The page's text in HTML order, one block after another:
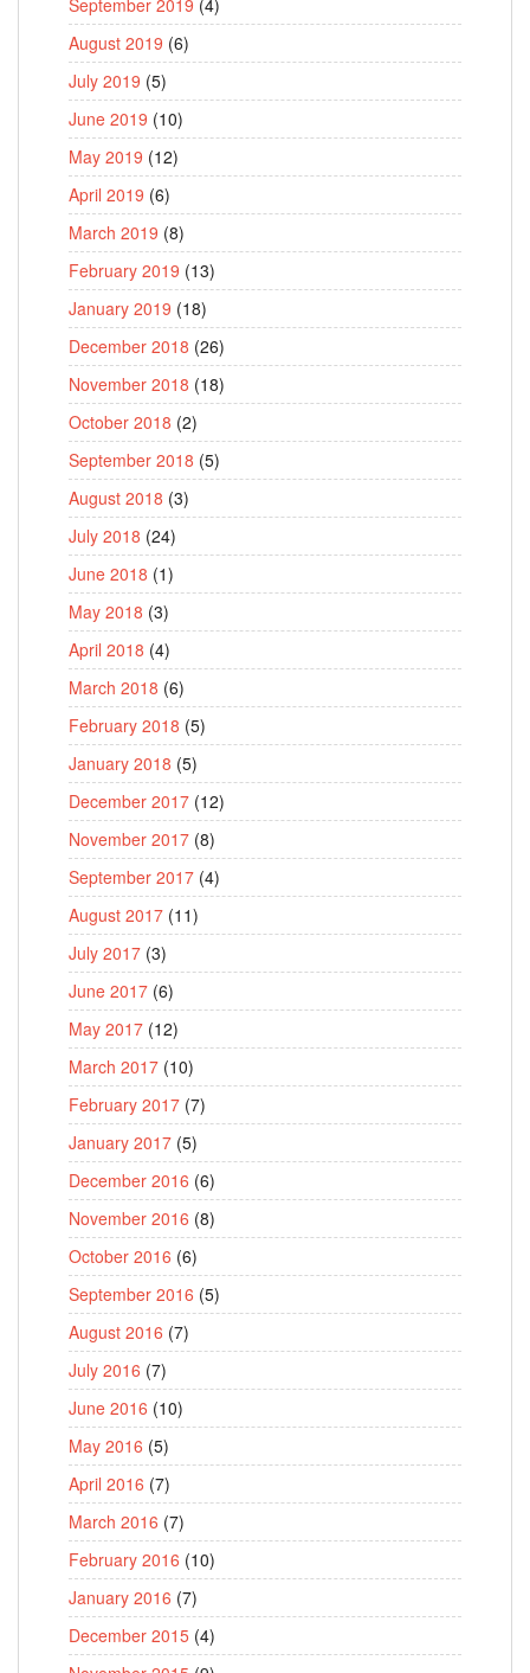
September 2019 (4)
August 2019 (6)
July 2019 (5)
June 2019 (10)
May 2019 (12)
April 2019 (6)
March 2019 (8)
February 2019 (13)
January 2019 (18)
December 2018 (26)
November 2018 (18)
October 2018 (2)
September 2018 (5)
August 2018 (3)
July 2018 (24)
June 2018 (1)
May 2018 (3)
April 2018 (4)
March 2018 (6)
February 2018 (5)
January 2018 (5)
December 2017 (12)
November 2017 (8)
September 2017 (4)
August 2017 (11)
July 2017 (3)
June 2017 (6)
May 2017 (12)
March 2017 (10)
February 2017 (7)
January 2017 (5)
December 2016 (6)
November 2016 (8)
October 2016 (6)
September 2016 (5)
August 2016 (7)
July 2016 (7)
June 2016 (10)
May 2016 (5)
April 2016 (7)
March 2016 (7)
February 2016 (10)
January 2016 (7)
December 2015 (4)